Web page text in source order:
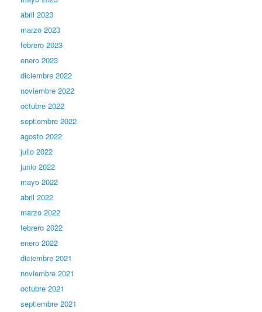
abril 2023
marzo 2023
febrero 2023
enero 2023
diciembre 2022
noviembre 2022
octubre 2022
septiembre 2022
agosto 2022
julio 2022
junio 2022
mayo 2022
abril 2022
marzo 2022
febrero 2022
enero 2022
diciembre 2021
noviembre 2021
octubre 2021
septiembre 2021